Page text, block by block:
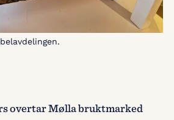
overtar Mølla bruktmarked